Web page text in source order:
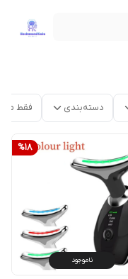
دسته‌بندی فقط
%18
ناموجود